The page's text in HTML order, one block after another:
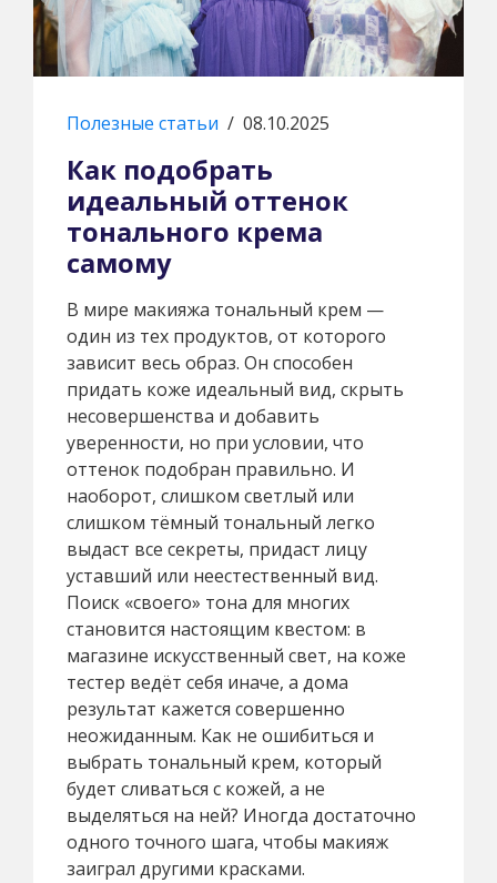
Полезные статьи / 08.10.2025
Как подобрать
идеальный оттенок
тонального крема
самому
В мире макияжа тональный крем —
один из тех продуктов, от которого
зависит весь образ. Он способен
придать коже идеальный вид, скрыть
несовершенства и добавить
уверенности, но при условии, что
оттенок подобран правильно. И
наоборот, слишком светлый или
слишком тёмный тональный легко
выдаст все секреты, придаст лицу
уставший или неестественный вид.
Поиск «своего» тона для многих
становится настоящим квестом: в
магазине искусственный свет, на коже
тестер ведёт себя иначе, а дома
результат кажется совершенно
неожиданным. Как не ошибиться и
выбрать тональный крем, который
будет сливаться с кожей, а не
выделяться на ней? Иногда достаточно
одного точного шага, чтобы макияж
заиграл другими красками.